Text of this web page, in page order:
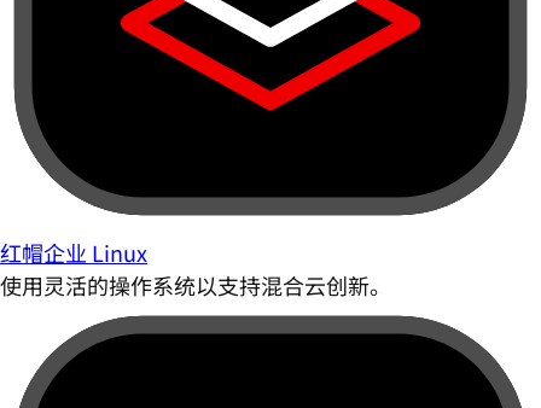
红帽企业 Linux
使用灵活的操作系统以支持混合云创新。